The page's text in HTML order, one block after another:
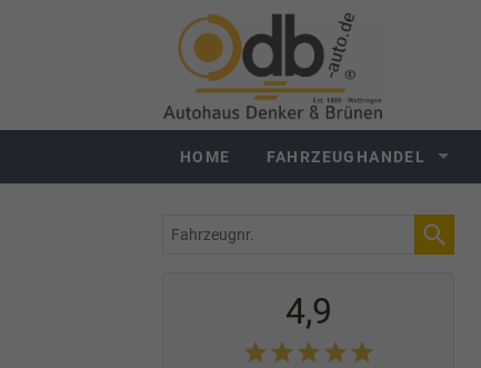
HOME FAHRZEUGHANDEL
Fahrzeugnr.
4,9